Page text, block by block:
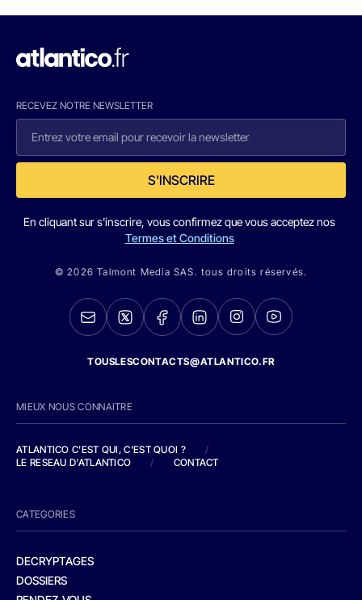
RECEVEZ NOTRE NEWSLETTER
S'INSCRIRE
En cliquant sur s'inscrire, vous confirmez que vous acceptez nos
Termes et Conditions
© 2026 Talmont Media SAS. tous droits réservés.
TOUSLESCONTACTS@ATLANTICO.FR
MIEUX NOUS CONNAITRE
ATLANTICO C'EST QUI, C'EST QUOI ?
/
LE RESEAU D'ATLANTICO
/ CONTACT
CATEGORIES
DECRYPTAGES
DOSSIERS